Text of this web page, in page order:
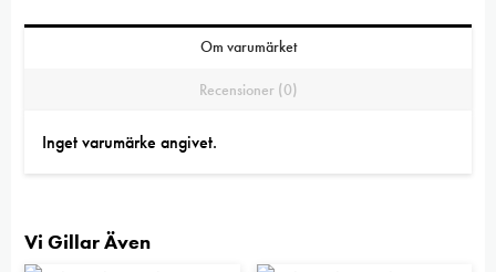
Om varumärket
Recensioner (0)
Inget varumärke angivet.
Vi Gillar Även